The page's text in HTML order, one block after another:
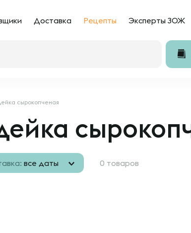
Доставка Рецепты Эксперты ЗОЖ
сырокопченая
все даты 0 товаров